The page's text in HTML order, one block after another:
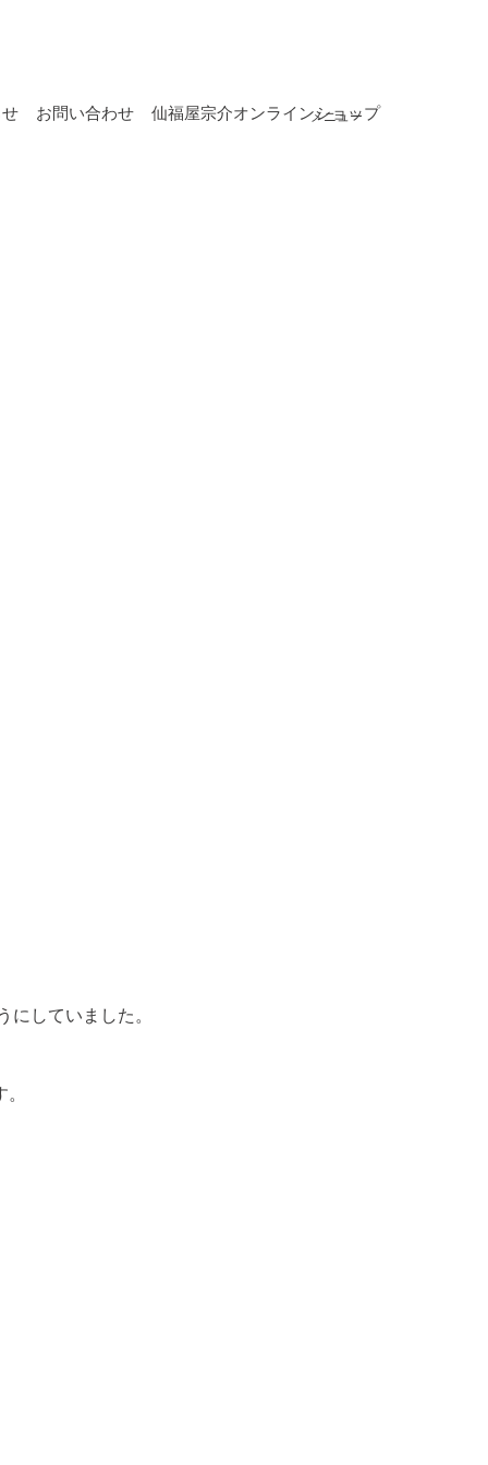
メニュー
お問い合わせ 仙福屋宗介オンラインショップ
していました。